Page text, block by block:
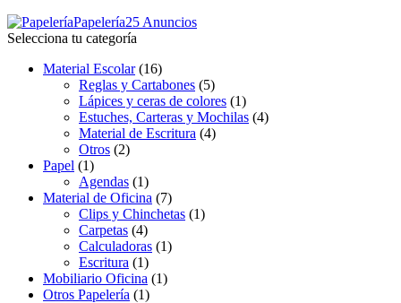
Papelería25 Anuncios
Selecciona tu categoría
Material Escolar(16)
Reglas y Cartabones (5)
Lápices y ceras de colores (1)
Estuches, Carteras y Mochilas (4)
Material de Escritura (4)
Otros (2)
Papel (1)
Agendas (1)
Material de Oficina (7)
Clips y Chinchetas (1)
Carpetas (4)
Calculadoras (1)
Escritura (1)
Mobiliario Oficina (1)
Otros Papelería (1)